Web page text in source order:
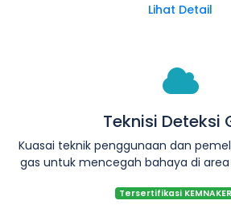
Lihat Detail
Teknisi Deteksi
Kuasai teknik penggunaan dan
gas untuk mencegah bahaya di area
Tersertifikasi